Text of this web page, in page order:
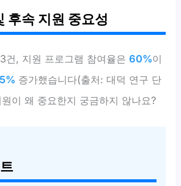
후속 지원 중요성
건, 지원 프로그램 참여율은60%이
증가했습니다(출처: 대덕 연구 단
이 왜 중요한지 궁금하지 않나요?